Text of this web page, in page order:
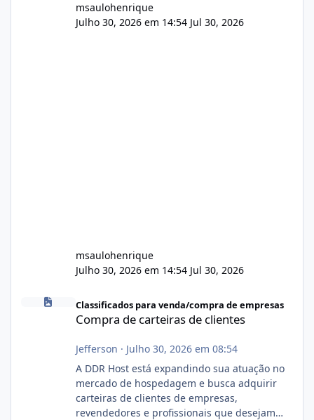
msaulohenrique
Julho 30, 2026 em 14:54 Jul 30, 2026
msaulohenrique
Julho 30, 2026 em 14:54 Jul 30, 2026
Classificados para venda/compra de empresas
Compra de carteiras de clientes
Jefferson · Julho 30, 2026 em 08:54
A DDR Host está expandindo sua atuação no
mercado de hospedagem e busca adquirir
carteiras de clientes de empresas,
revendedores e profissionais que desejam